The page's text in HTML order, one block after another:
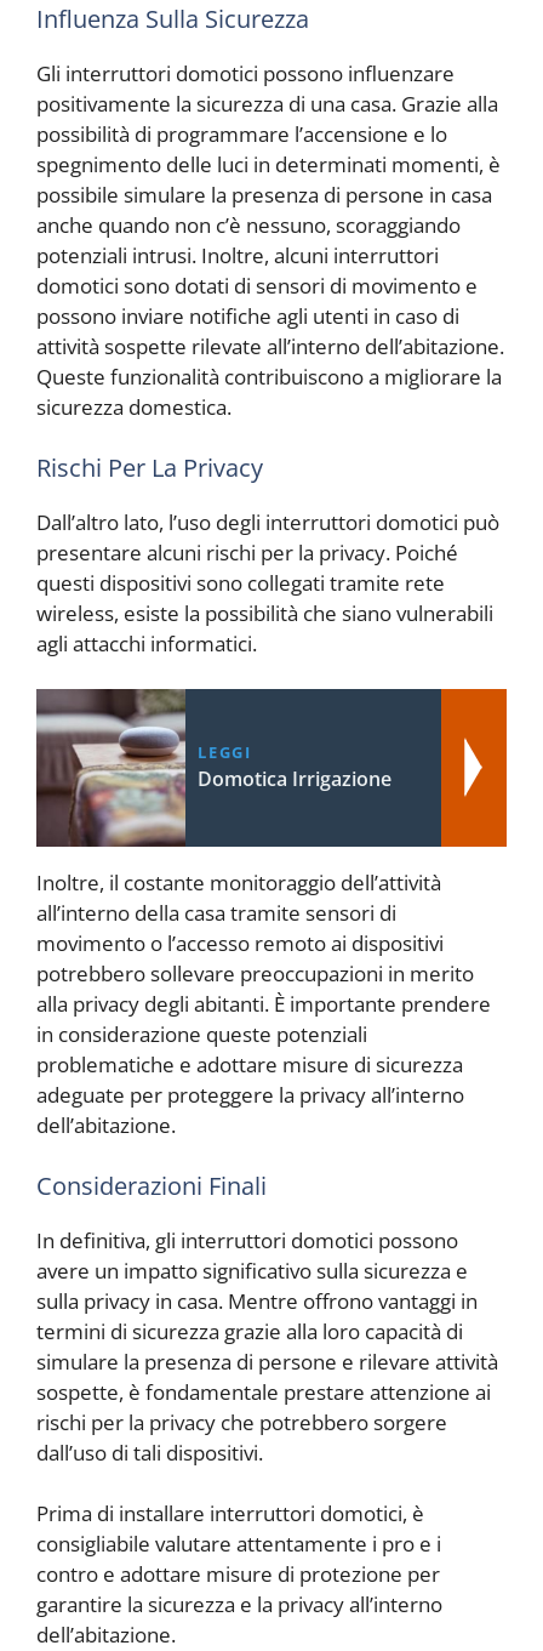
Influenza Sulla Sicurezza
Gli interruttori domotici possono influenzare
positivamente la sicurezza di una casa. Grazie alla
possibilità di programmare l’accensione e lo
spegnimento delle luci in determinati momenti, è
possibile simulare la presenza di persone in casa
anche quando non c’è nessuno, scoraggiando
potenziali intrusi. Inoltre, alcuni interruttori
domotici sono dotati di sensori di movimento e
possono inviare notifiche agli utenti in caso di
attività sospette rilevate all’interno dell’abitazione.
Queste funzionalità contribuiscono a migliorare la
sicurezza domestica.
Rischi Per La Privacy
Dall’altro lato, l’uso degli interruttori domotici può
presentare alcuni rischi per la privacy. Poiché
questi dispositivi sono collegati tramite rete
wireless, esiste la possibilità che siano vulnerabili
agli attacchi informatici.
LEGGI
Domotica Irrigazione
Inoltre, il costante monitoraggio dell’attività
all’interno della casa tramite sensori di
movimento o l’accesso remoto ai dispositivi
potrebbero sollevare preoccupazioni in merito
alla privacy degli abitanti. È importante prendere
in considerazione queste potenziali
problematiche e adottare misure di sicurezza
adeguate per proteggere la privacy all’interno
dell’abitazione.
Considerazioni Finali
In definitiva, gli interruttori domotici possono
avere un impatto significativo sulla sicurezza e
sulla privacy in casa. Mentre offrono vantaggi in
termini di sicurezza grazie alla loro capacità di
simulare la presenza di persone e rilevare attività
sospette, è fondamentale prestare attenzione ai
rischi per la privacy che potrebbero sorgere
dall’uso di tali dispositivi.
Prima di installare interruttori domotici, è
consigliabile valutare attentamente i pro e i
contro e adottare misure di protezione per
garantire la sicurezza e la privacy all’interno
dell’abitazione.